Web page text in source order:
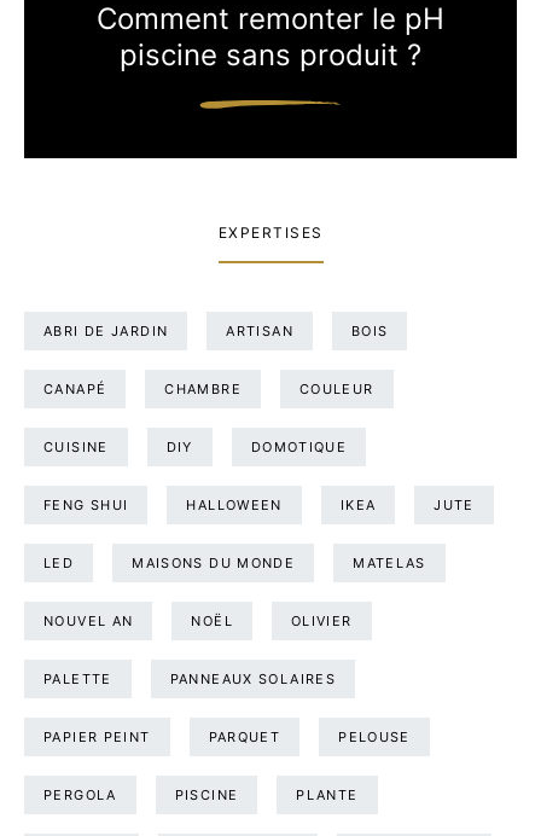
Comment remonter le pH
piscine sans produit ?
EXPERTISES
ABRI DE JARDIN ARTISAN BOIS
CANAPÉ CHAMBRE COULEUR
CUISINE DIY DOMOTIQUE
FENG SHUI HALLOWEEN IKEA JUTE
LED MAISONS DU MONDE MATELAS
NOUVEL AN NOËL OLIVIER
PALETTE PANNEAUX SOLAIRES
PAPIER PEINT PARQUET PELOUSE
PERGOLA PISCINE PLANTE